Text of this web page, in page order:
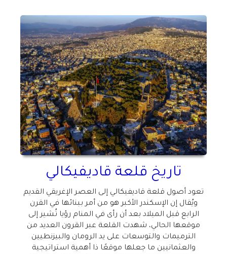
تاريخ قلعة قاديفيكالي
تعود أصول قلعة قاديفيكالي إلى العصر الإغريقي القديم
ويُقال إن الإسكندر الأكبر هو من أمر ببنائها في القرن
الرابع قبل الميلاد بعد أن رأى في المنام رؤيا تُشير إلى
موقعها الحالي، شهدت القلعة عبر القرون العديد من
الترميمات والتوسعات على يد الرومان والبيزنطيين
والعثمانيين ما جعلها موقعًا ذا أهمية استراتيجية